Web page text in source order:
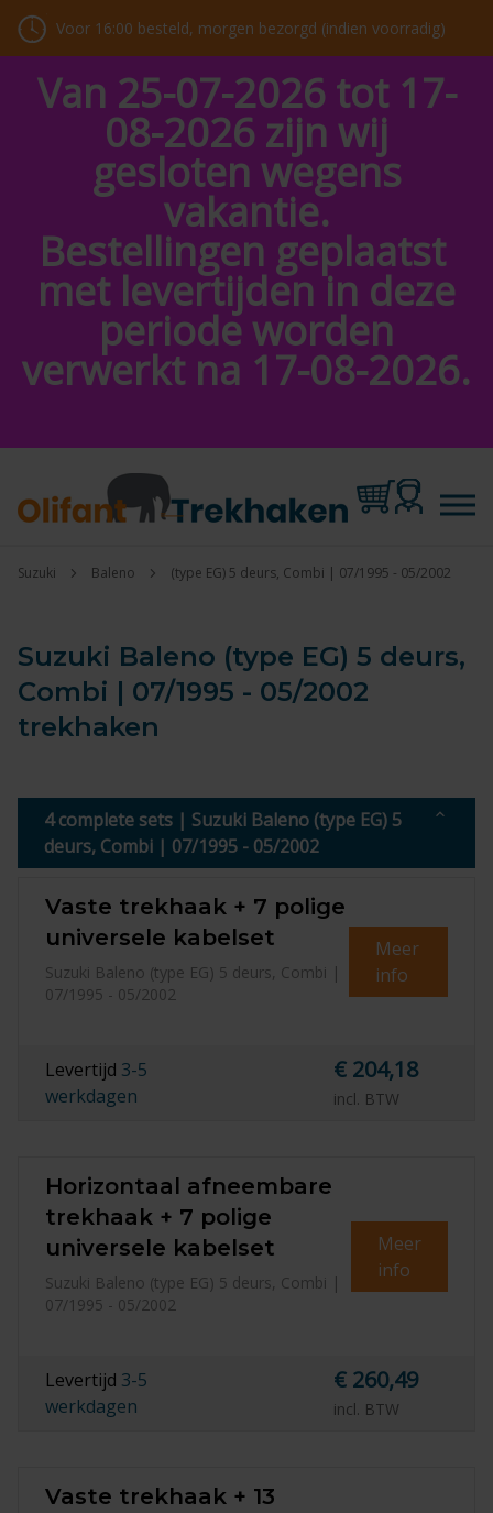
Voor 16:00 besteld, morgen bezorgd (indien voorradig)
Van 25-07-2026 tot 17-
08-2026 zijn wij
gesloten wegens
vakantie.
Bestellingen geplaatst
met levertijden in deze
periode worden
verwerkt na 17-08-2026.
Suzuki Baleno (type EG) 5 deurs, Combi | 07/1995 - 05/2002
Suzuki Baleno (type EG) 5 deurs,
Combi | 07/1995 - 05/2002
trekhaken
4 complete sets | Suzuki Baleno (type EG) 5
deurs, Combi | 07/1995 - 05/2002
Vaste trekhaak + 7 polige
universele kabelset
Suzuki Baleno (type EG) 5 deurs, Combi |
07/1995 - 05/2002
Meer
info
Levertijd 3-5
werkdagen
€ 204,18
incl. BTW
Horizontaal afneembare
trekhaak + 7 polige
universele kabelset
Suzuki Baleno (type EG) 5 deurs, Combi |
07/1995 - 05/2002
Meer
info
Levertijd 3-5
werkdagen
€ 260,49
incl. BTW
Vaste trekhaak + 13